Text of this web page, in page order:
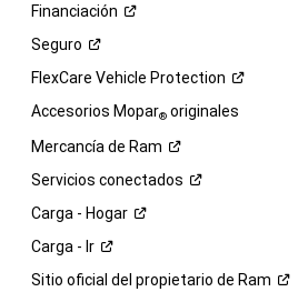
Financiación
Seguro
FlexCare Vehicle Protection
Accesorios Mopar®originales
Mercancía de Ram
Servicios conectados
Carga - Hogar
Carga - Ir
Sitio oficial del propietario de Ram